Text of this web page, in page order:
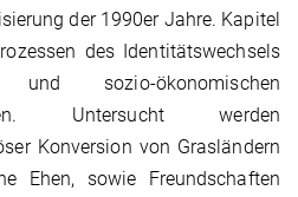
der 1990er Jahre. Kapitel
des Identitätswechsels
sozio-ökonomischen
Untersucht werden
Konversion von Grasländern
Ehen, sowie Freundschaften